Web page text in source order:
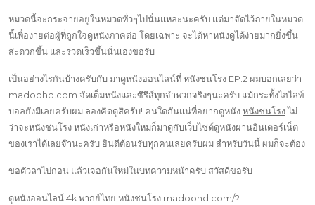
หมวดนี้จะกระจายอยู่ในหมวดทั่วๆไปนั่นแหละนะครับ แต่มาจัดไว้ภายในหมวด
นี้เพื่อง่ายต่อผู้ที่ถูกใจดูหนังภาคต่อ โดยเฉพาะ จะได้หาหนังดูได้ง่ายมากยิ่งขึ้น
สะดวกขึ้น และรวดเร็วขึ้นนั่นเองขอรับ
เป็นอย่างไรกันบ้างครับกับ มาดูหนังออนไลน์ที่ หนังชนโรง EP.2 ผมบอกเลยว่า
madoohd.com จัดเต็มหนังและซีรีส์ทุกจำพวกจริงๆนะครับ แม้กระทั้งไฮไลท์
บอลยังมีเลยครับผม ลองคิดดูสิครับ! คนใดกันแน่ที่อยากดูหนัง หนังชนโรงไม่
ว่าจะหนังชนโรง หนังเก่าหรือหนังใหม่ก็มาดูกับเว็บไซต์ดูหนังผ่านอินเตอร์เน็ต
ของเราได้เลยจ๊านะครับ ยินดีต้อนรับทุกคนเลยครับผม สำหรับวันนี้ ผมก็จะต้อง
ขอตัวลาไปก่อน แล้วเจอกันใหม่ในบทความหน้าครับ สวัสดีขอรับ
ดูหนังออนไลน์ 4k พากย์ไทย หนังชนโรง madoohd.com/?